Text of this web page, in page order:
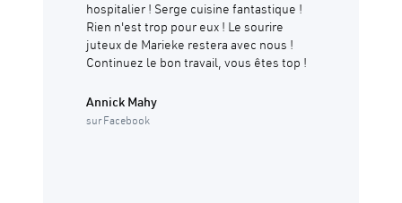
hospitalier ! Serge cuisine fantastique !
Rien n'est trop pour eux ! Le sourire
juteux de Marieke restera avec nous !
Continuez le bon travail, vous êtes top !
Annick Mahy
sur Facebook